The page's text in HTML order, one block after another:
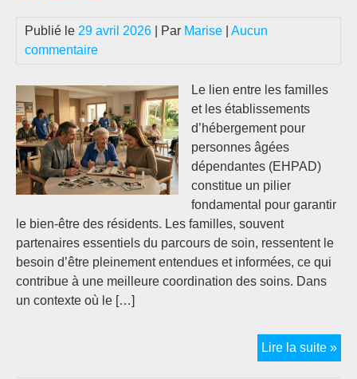
Publié le 29 avril 2026 | Par Marise
Aucun
commentaire
Le lien entre les familles
et les établissements
d’hébergement pour
personnes âgées
dépendantes (EHPAD)
constitue un pilier
fondamental pour garantir
le bien-être des résidents. Les familles, souvent
partenaires essentiels du parcours de soin, ressentent le
besoin d’être pleinement entendues et informées, ce qui
contribue à une meilleure coordination des soins. Dans
un contexte où le […]
Lire la suite »
le